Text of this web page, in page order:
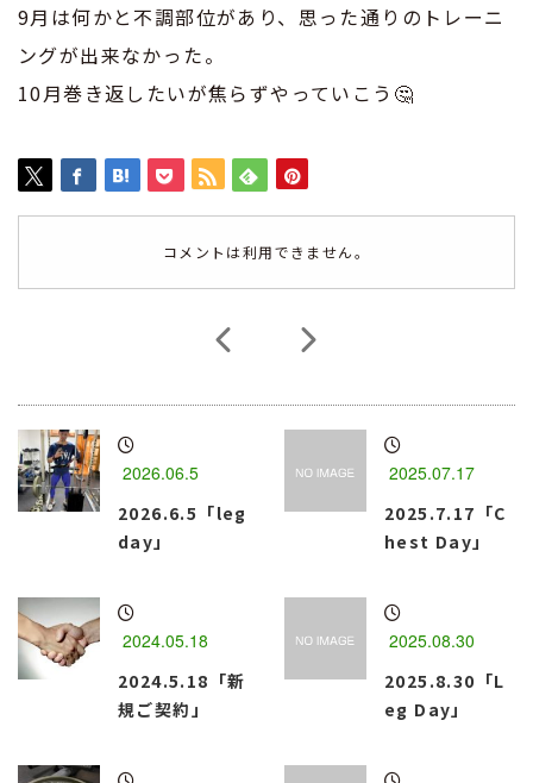
9月は何かと不調部位があり、思った通りのトレーニ
ングが出来なかった。
10月巻き返したいが焦らずやっていこう🤔
コメントは利用できません。
2026.06.5
2026.6.5「leg
day」
2025.07.17
2025.7.17「C
hest Day」
2024.05.18
2024.5.18「新
規ご契約」
2025.08.30
2025.8.30「L
eg Day」